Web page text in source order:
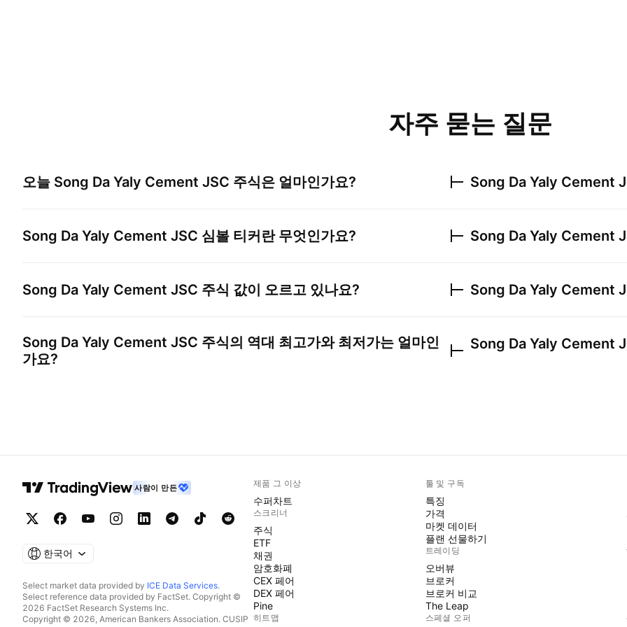
자주 묻는 질문
오늘 Song Da Yaly Cement JSC 주식은 얼마인가요?
Song Da Yaly Cement JSC 심볼 티커란 무엇인가요?
Song Da Yaly Cement JSC 주식 값이 오르고 있나요?
Song Da Yaly Cement JSC 주식의 역대 최고가와 최저가는 얼마인
가요?
Song Da Yaly Cement
Song Da Yaly Cement
Song Da Yaly Cement
Song Da Yaly Cement
사람이 만든
한국어
Select market data provided by ICE Data Services.
Select reference data provided by FactSet. Copyright ©
2026 FactSet Research Systems Inc.
Copyright © 2026, American Bankers Association. CUSIP
제품 그 이상
수퍼차트
스크리너
주식
ETF
채권
암호화폐
CEX 페어
DEX 페어
Pine
히트맵
툴 및 구독
특징
가격
마켓 데이터
플랜 선물하기
트레이딩
오버뷰
브로커
브로커 비교
The Leap
스페셜 오퍼